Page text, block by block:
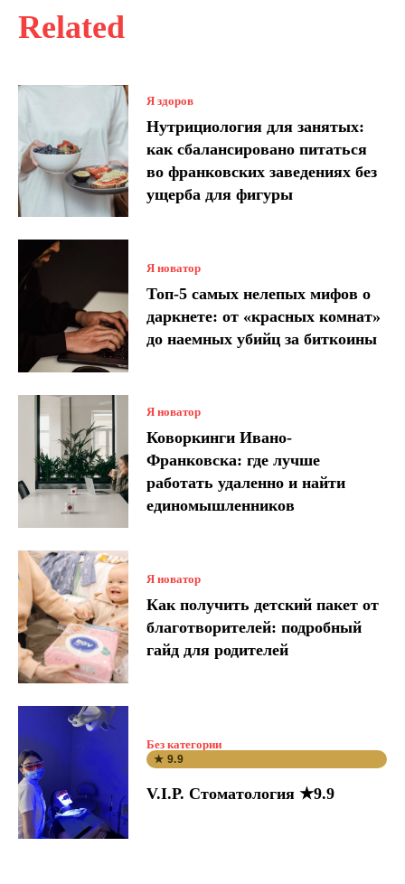
Related
Я здоров
Нутрициология для занятых:
как сбалансировано питаться
во франковских заведениях без
ущерба для фигуры
Я новатор
Топ-5 самых нелепых мифов о
даркнете: от «красных комнат»
до наемных убийц за биткоины
Я новатор
Коворкинги Ивано-
Франковска: где лучше
работать удаленно и найти
единомышленников
Я новатор
Как получить детский пакет от
благотворителей: подробный
гайд для родителей
Без категории
★ 9.9
V.I.P. Стоматология ★9.9